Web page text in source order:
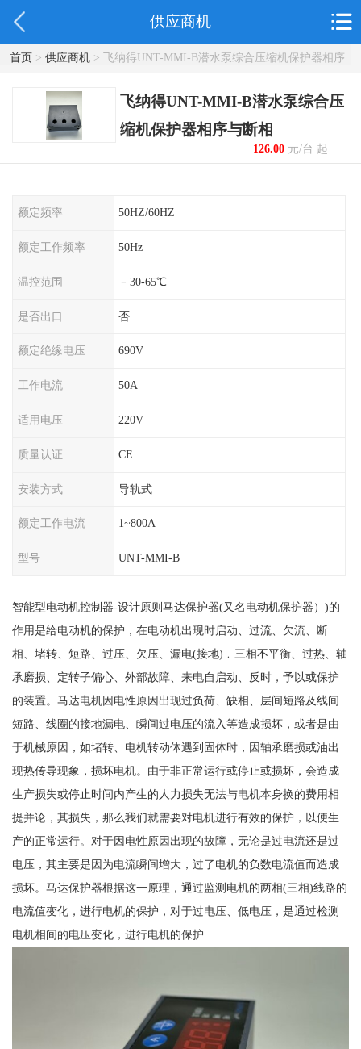
供应商机
首页> 供应商机> 飞纳得UNT-MMI-B潜水泵综合压缩机保护器相序
与断相
飞纳得UNT-MMI-B潜水泵综合压
缩机保护器相序与断相
126.00元/台 起
额定频率 50HZ/60HZ
额定工作频率 50Hz
温控范围 ﹣30-65℃
是否出口 否
额定绝缘电压 690V
工作电流 50A
适用电压 220V
质量认证 CE
安装方式 导轨式
额定工作电流 1~800A
型号 UNT-MMI-B
智能型电动机控制器-设计原则马达保护器(又名电动机保护器）)的
作用是给电动机的保护，在电动机出现时启动、过流、欠流、断
相、堵转、短路、过压、欠压、漏电(接地)﹒三相不平衡、过热、轴
承磨损、定转子偏心、外部故障、来电自启动、反时，予以或保护
的装置。马达电机因电性原因出现过负荷、缺相、层间短路及线间
短路、线圈的接地漏电、瞬间过电压的流入等造成损坏，或者是由
于机械原因，如堵转、电机转动体遇到固体时，因轴承磨损或油出
现热传导现象，损坏电机。由于非正常运行或停止或损坏，会造成
生产损失或停止时间内产生的人力损失无法与电机本身换的费用相
提并论，其损失，那么我们就需要对电机进行有效的保护，以便生
产的正常运行。对于因电性原因出现的故障，无论是过电流还是过
电压，其主要是因为电流瞬间增大，过了电机的负数电流值而造成
损坏。马达保护器根据这一原理，通过监测电机的两相(三相)线路的
电流值变化，进行电机的保护，对于过电压、低电压，是通过检测
电机相间的电压变化，进行电机的保护